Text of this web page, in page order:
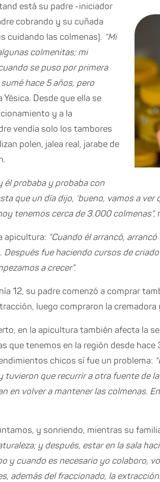
está su padre -iniciador
cobrando y su cuñada
cuidando las colmenas). “Mi
colmenitas; mi
se puso por primera
hace 5 años, pero
Yésica. Desde que ella se
y a la
vendía solo los tambores
polen, jalea real, jarabe de
él probaba y probaba con
que un día dijo, ‘bueno, vamos a ver
tenemos cerca de 3.000 colmenas”,
apicultura: “Cuando él arrancó,
fue haciendo cursos de
a crecer”.
12, su padre comenzó a comprar
luego compraron la cremadora
en la apicultura también afecta la
que tenemos en la región desde hace
chicos sí fue un problema:
que recurrir a otra fuente de
en volver a mantener las colmenas.
y sonriendo, mientras su
y después, estar en la sala
y cuando es necesario yo colaboro,
además del fraccionado, la